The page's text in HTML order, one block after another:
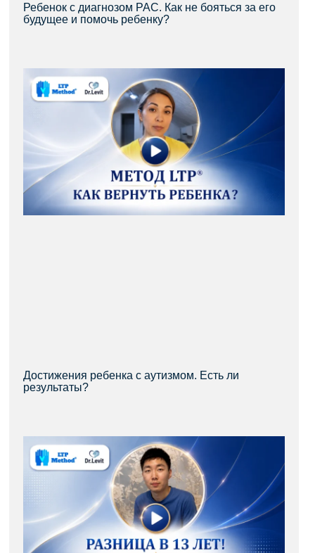
Ребенок с диагнозом РАС. Как не бояться за его
будущее и помочь ребенку?
Достижения ребенка с аутизмом. Есть ли
результаты?